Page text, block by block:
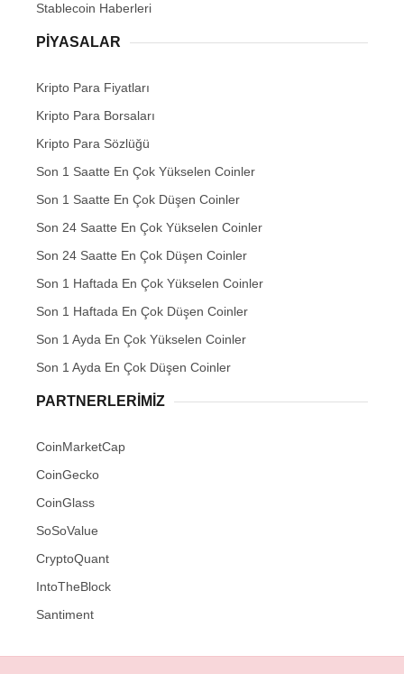
Stablecoin Haberleri
PIYASALAR
Kripto Para Fiyatları
Kripto Para Borsaları
Kripto Para Sözlüğü
Son 1 Saatte En Çok Yükselen Coinler
Son 1 Saatte En Çok Düşen Coinler
Son 24 Saatte En Çok Yükselen Coinler
Son 24 Saatte En Çok Düşen Coinler
Son 1 Haftada En Çok Yükselen Coinler
Son 1 Haftada En Çok Düşen Coinler
Son 1 Ayda En Çok Yükselen Coinler
Son 1 Ayda En Çok Düşen Coinler
PARTNERLERIMIZ
CoinMarketCap
CoinGecko
CoinGlass
SoSoValue
CryptoQuant
IntoTheBlock
Santiment